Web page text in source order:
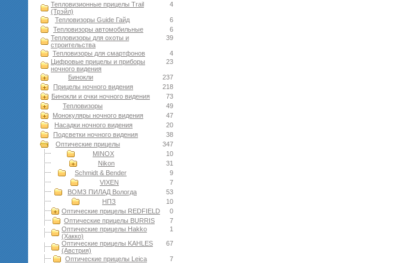
4
Тепловизионные прицелы Trail
(Трэйл)
6
Тепловизоры Guide Гайд
6
Тепловизоры автомобильные
39
Тепловизоры для охоты и
строительства
4
Тепловизоры для смартфонов
23
Цифровые прицелы и приборы
ночного видения
237
Бинокли
218
Прицелы ночного видения
73
Бинокли и очки ночного видения
49
Тепловизоры
47
Монокуляры ночного видения
20
Насадки ночного видения
38
Подсветки ночного видения
347
Оптические прицелы
10
MINOX
31
Nikon
9
Schmidt & Bender
7
VIXEN
53
ВОМЗ ПИЛАД Вологда
10
НПЗ
0
Оптические прицелы REDFIELD
7
Оптические прицелы BURRIS
1
Оптические прицелы Hakko
(Хакко)
67
Оптические прицелы KAHLES
(Австрия)
7
Оптические прицелы Leica